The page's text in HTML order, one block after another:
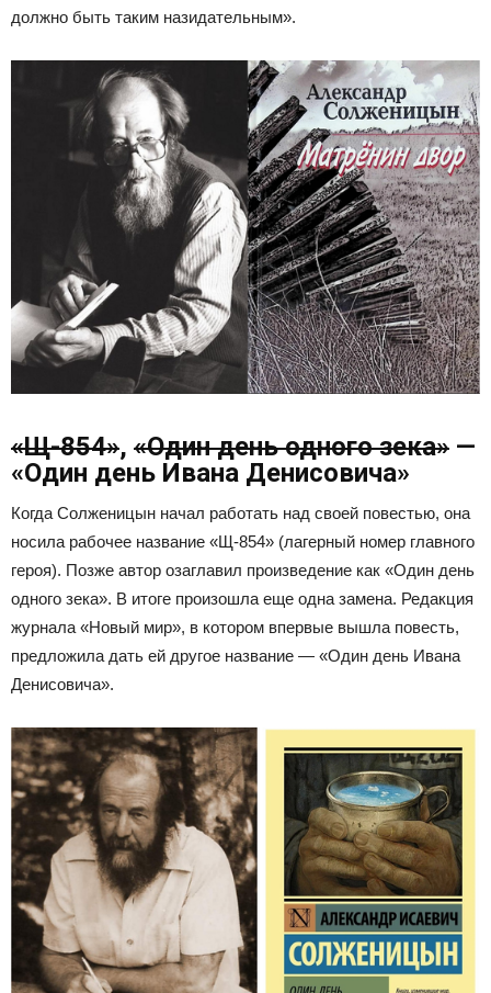
должно быть таким назидательным».
«Щ-854», «Один день одного зека» —
«Один день Ивана Денисовича»
Когда Солженицын начал работать над своей повестью, она
носила рабочее название «Щ-854» (лагерный номер главного
героя). Позже автор озаглавил произведение как «Один день
одного зека». В итоге произошла еще одна замена. Редакция
журнала «Новый мир», в котором впервые вышла повесть,
предложила дать ей другое название — «Один день Ивана
Денисовича».